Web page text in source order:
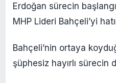
Erdoğan sürecin
MHP Lideri Bahçeli’yi
Bahçeli’nin ortaya
şüphesiz hayırlı sürecin